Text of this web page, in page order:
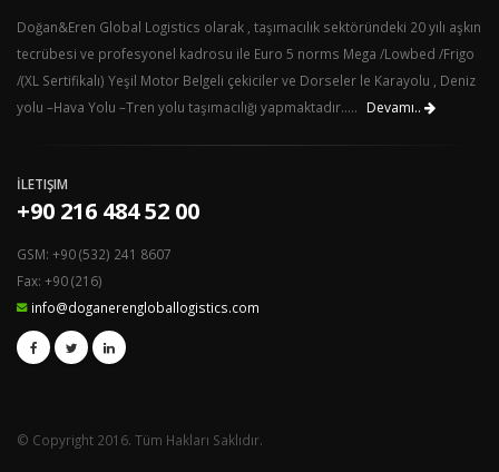
Doğan&Eren Global Logistics olarak , taşımacılık sektöründeki 20 yılı aşkın
tecrübesi ve profesyonel kadrosu ile Euro 5 norms Mega /Lowbed /Frigo
/(XL Sertifikalı) Yeşil Motor Belgeli çekiciler ve Dorseler le Karayolu , Deniz
yolu –Hava Yolu –Tren yolu taşımacılığı yapmaktadır.....
Devamı..
İLETIŞIM
+90 216 484 52 00
GSM: +90 (532) 241 8607
Fax: +90 (216)
info@doganerengloballogistics.com
© Copyright 2016. Tüm Hakları Saklıdır.